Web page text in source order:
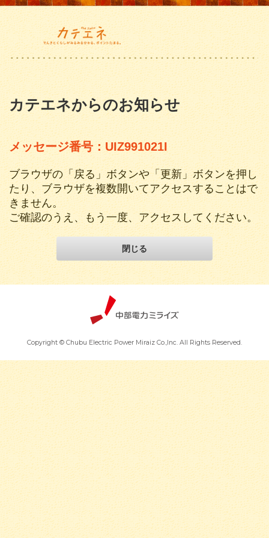
カテエネからのお知らせ
メッセージ番号：UIZ991021I
ブラウザの「戻る」ボタンや「更新」ボタンを押し
たり、ブラウザを複数開いてアクセスすることはで
きません。
ご確認のうえ、もう一度、アクセスしてください。
閉じる
Copyright © Chubu Electric Power Miraiz Co.,Inc. All Rights Reserved.